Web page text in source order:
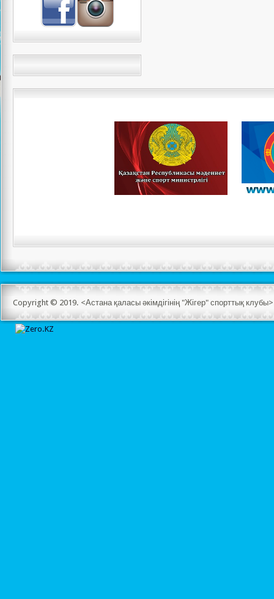
Copyright © 2019. <Астана қаласы әкімдігінің "Жігер" спорттық